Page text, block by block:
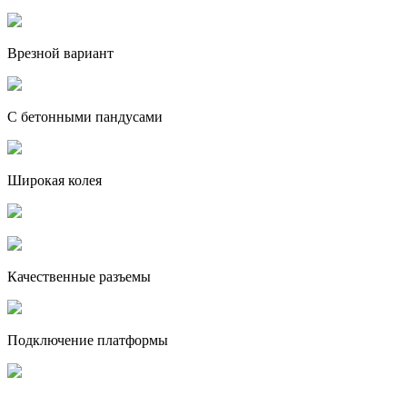
Врезной вариант
С бетонными пандусами
Широкая колея
Качественные разъемы
Подключение платформы